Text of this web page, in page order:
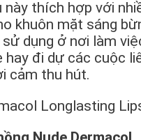
này thích hợp với
khuôn mặt sáng
dụng ở nơi làm
hay đi dự các cuộc
cảm thu hút.